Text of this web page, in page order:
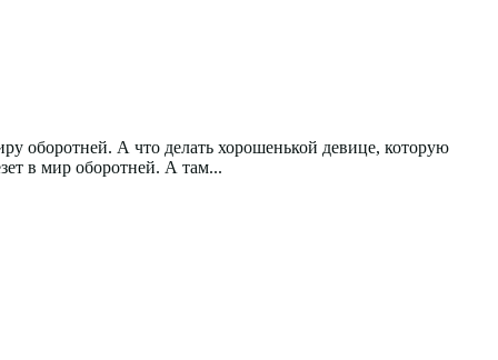
оборотней. А что делать хорошенькой девице, которую
в мир оборотней. А там...